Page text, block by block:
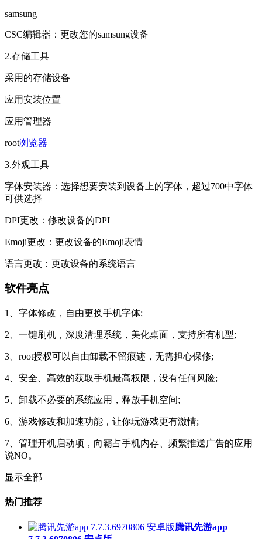
samsung
CSC编辑器：更改您的samsung设备
2.存储工具
采用的存储设备
应用安装位置
应用管理器
root浏览器
3.外观工具
字体安装器：选择想要安装到设备上的字体，超过700中字体
可供选择
DPI更改：修改设备的DPI
Emoji更改：更改设备的Emoji表情
语言更改：更改设备的系统语言
软件亮点
1、字体修改，自由更换手机字体;
2、一键刷机，深度清理系统，美化桌面，支持所有机型;
3、root授权可以自由卸载不留痕迹，无需担心保修;
4、安全、高效的获取手机最高权限，没有任何风险;
5、卸载不必要的系统应用，释放手机空间;
6、游戏修改和加速功能，让你玩游戏更有激情;
7、管理开机启动项，向霸占手机内存、频繁推送广告的应用
说NO。
显示全部
热门推荐
腾讯先游app